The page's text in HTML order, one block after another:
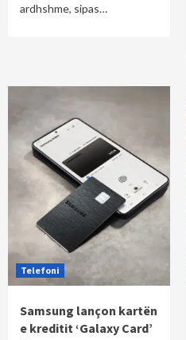
ardhshme, sipas…
Telefoni
Samsung lançon kartën
e kreditit ‘Galaxy Card’